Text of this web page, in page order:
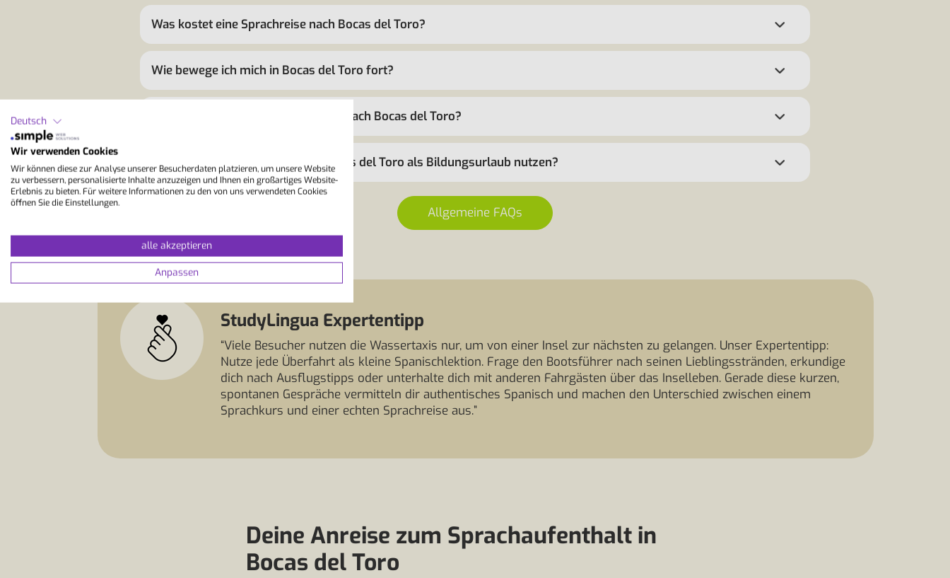
Was kostet eine Sprachreise nach Bocas del Toro?
Wie bewege ich mich in Bocas del Toro fort?
Warum lohnt sich eine Sprachreise nach Bocas del Toro?
Kann ich eine Sprachreise nach Bocas del Toro als Bildungsurlaub nutzen?
Allgemeine FAQs
StudyLingua Expertentipp
“Viele Besucher nutzen die Wassertaxis nur, um von einer Insel zur nächsten zu gelangen. Unser Expertentipp:
Nutze jede Überfahrt als kleine Spanischlektion. Frage den Bootsführer nach seinen Lieblingsstränden, erkundige
dich nach Ausflugstipps oder unterhalte dich mit anderen Fahrgästen über das Inselleben. Gerade diese kurzen,
spontanen Gespräche vermitteln dir authentisches Spanisch und machen den Unterschied zwischen einem
Sprachkurs und einer echten Sprachreise aus.”
Deine Anreise zum Sprachaufenthalt in
Bocas del Toro
Deutsch
Wir verwenden Cookies
Wir können diese zur Analyse unserer Besucherdaten platzieren, um unsere Website
zu verbessern, personalisierte Inhalte anzuzeigen und Ihnen ein großartiges Website-
Erlebnis zu bieten. Für weitere Informationen zu den von uns verwendeten Cookies
öffnen Sie die Einstellungen.
alle akzeptieren
Anpassen